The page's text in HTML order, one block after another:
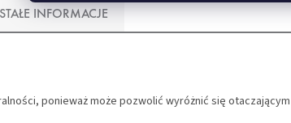
INFORMACJE
ponieważ może pozwolić wyróżnić się